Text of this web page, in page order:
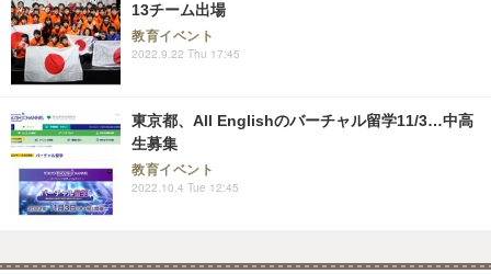
13チーム出場
教育イベント
2022.9.22 Thu 17:45
東京都、All Englishのバーチャル留学11/3…中高
生募集
教育イベント
2022.10.4 Tue 12:45